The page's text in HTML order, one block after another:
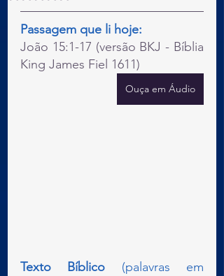
Passagem que li hoje:
João 15:1-17 (versão BKJ - Bíblia
King James Fiel 1611)
Ouça em Áudio
Texto Bíblico